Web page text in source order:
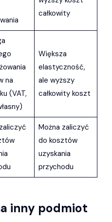
całkowity
na
(VAT,
Większa
elastyczność,
ale wyższy
całkowity koszt
Można zaliczyć
do kosztów
uzyskania
przychodu
inny podmiot